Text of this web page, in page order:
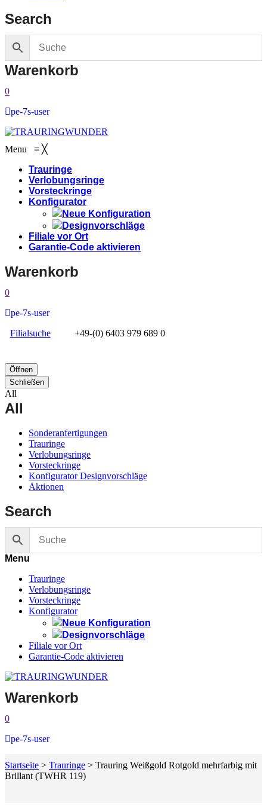
Search
Warenkorb
0
pe-7s-user
Menu ≡ ╳
Trauringe
Verlobungsringe
Vorsteckringe
Konfigurator
Neue Konfiguration
Designvorschläge
Filiale vor Ort
Garantie-Code aktivieren
Warenkorb
0
pe-7s-user
Filialsuche
+49-(0) 6403 979 689 0
Öffnen
Schließen
All
All
Sonderanfertigungen
Trauringe
Verlobungsringe
Vorsteckringe
Konfigurator Designvorschläge
Aktionen
Search
Menu
Trauringe
Verlobungsringe
Vorsteckringe
Konfigurator
Neue Konfiguration
Designvorschläge
Filiale vor Ort
Garantie-Code aktivieren
Warenkorb
0
pe-7s-user
Startseite > Trauringe > Trauring Weißgold Rotgold mehrfarbig mit
Brillant (TWHR 119)